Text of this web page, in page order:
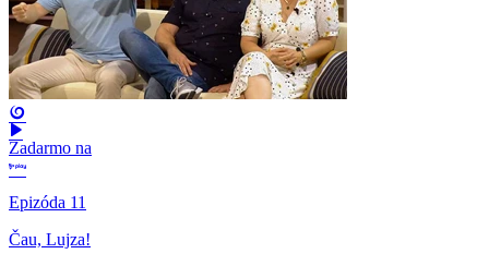
Zadarmo na
Epizóda 11
Čau, Lujza!